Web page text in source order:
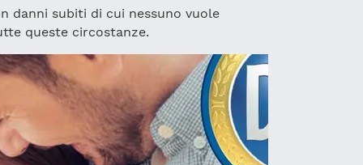
danni subiti di cui nessuno vuole
queste circostanze.